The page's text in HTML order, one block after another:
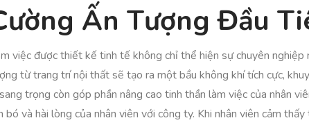
Ấn Tượng Đầu
việc được thiết kế tinh tế không chỉ thể hiện sự chuyên
từ trang trí nội thất sẽ tạo ra một bầu không khí tích cực,
trọng còn góp phần nâng cao tinh thần làm việc của nhân
và hài lòng của nhân viên với công ty. Khi nhân viên cảm